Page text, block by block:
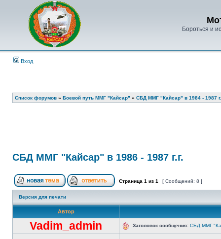
Бороться и
Вход
Список форумов » Боевой путь ММГ "Кайсар" » СБД ММГ "Кайсар" в 1984 - 1987
СБД ММГ "Кайсар" в 1986 - 1987 г.г.
Страница 1 из 1 [ Сообщений: 8 ]
Версия для печати
Автор
Vadim_admin Заголовок сообщения: СБД ММГ